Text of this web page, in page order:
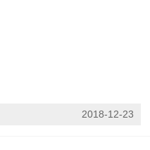
2018-12-23